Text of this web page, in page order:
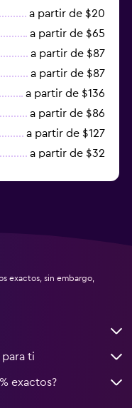
a partir de $20
a partir de $65
a partir de $87
a partir de $87
a partir de $136
a partir de $86
a partir de $127
a partir de $32
exactos, sin embargo,
ti
exactos?